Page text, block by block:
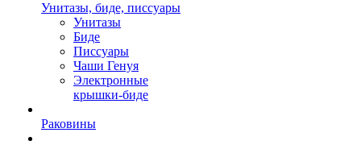
Унитазы, биде, писсуары
Унитазы
Биде
Писсуары
Чаши Генуя
Электронные
крышки-биде
Раковины